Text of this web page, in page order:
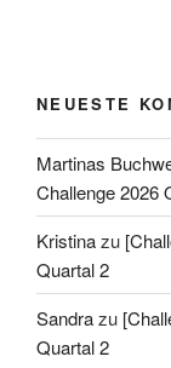
NEUESTE
Martinas
Challenge 2026
Kristinazu
Quartal 2
Sandrazu
Quartal 2